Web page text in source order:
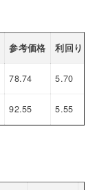
参考価格 利回り
78.74 5.70
92.55 5.55